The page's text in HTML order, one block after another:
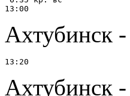
Ахтубинск
Ахтубинск